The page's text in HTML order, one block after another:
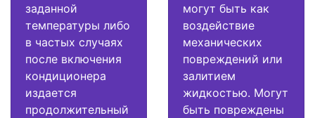
заданной
температуры либо
в частых случаях
после включения
кондиционера
издается
продолжительный
могут быть как
воздействие
механических
повреждений или
залитием
жидкостью. Могут
быть повреждены